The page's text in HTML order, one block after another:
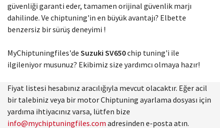
güvenliği garanti eder, tamamen orijinal güvenlik marjı
dahilinde. Ve chiptuning'in en büyük avantajı? Elbette
benzersiz bir sürüş deneyimi !
MyChiptuningfiles'de Suzuki SV650chip tuning'i ile
ilgileniyor musunuz? Ekibimiz size yardımcı olmaya hazır!
Fiyat listesi hesabınız aracılığıyla mevcut olacaktır. Eğer acil
bir talebiniz veya bir motor Chiptuning ayarlama dosyası için
yardıma ihtiyacınız varsa, lütfen bize
info@mychiptuningfiles.com adresinden e-posta atın.